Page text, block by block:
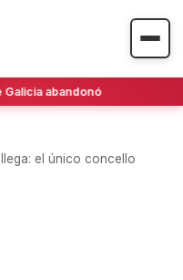
abandonó
el único concello